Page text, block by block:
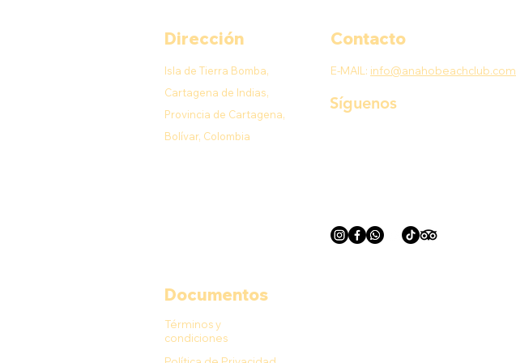
Dirección
Isla de Tierra Bomba,
Cartagena de Indias,
Provincia de Cartagena,
Bolívar, Colombia
Contacto
E-MAIL: info@anahobeachclub.com
Síguenos
Documentos
Términos y
condiciones